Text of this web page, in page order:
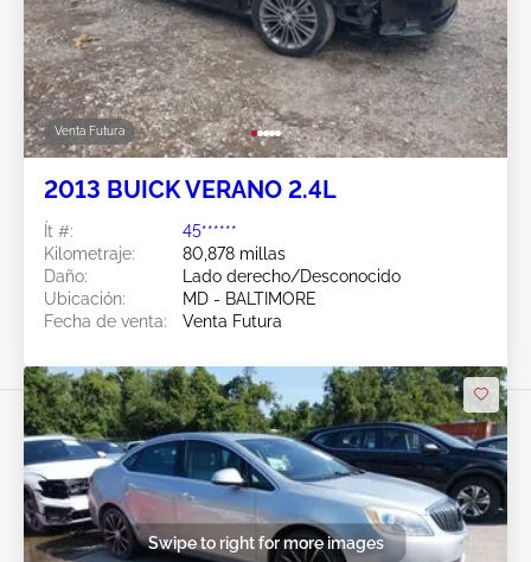
Venta Futura
2013 BUICK VERANO 2.4L
Ít #:
45******
Kilometraje:
80,878 millas
Daño:
Lado derecho/Desconocido
Ubicación:
MD - BALTIMORE
Fecha de venta:
Venta Futura
Swipe to right for more images